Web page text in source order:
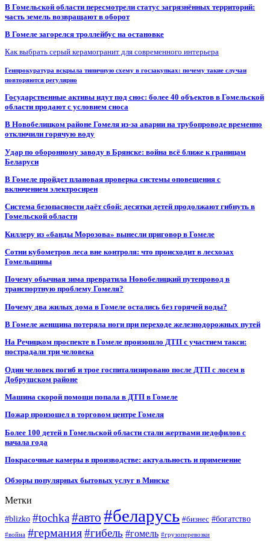
В Гомельской области пересмотрели статус загрязнённых территорий:
часть земель возвращают в оборот
В Гомеле загорелся троллейбус на остановке
Как выбрать серый керамогранит для современного интерьера
Генпрокуратура вскрыла типичную схему в госзакупках: почему такие случаи
повторяются регулярно
Государственные активы идут под снос: более 40 объектов в Гомельской
области продают с условием сноса
В Новобелицком районе Гомеля из-за аварии на трубопроводе временно
отключили горячую воду
Удар по оборонному заводу в Брянске: война всё ближе к границам
Беларуси
В Гомеле пройдет плановая проверка системы оповещения с
включением электросирен
Система безопасности даёт сбой: десятки детей продолжают гибнуть в
Гомельской области
Киллеру из «банды Морозова» вынесли приговор в Гомеле
Сотни кубометров леса вне контроля: что происходит в лесхозах
Гомельщины
Почему обычная зима превратила Новобелицкий путепровод в
транспортную проблему Гомеля?
Почему два жилых дома в Гомеле остались без горячей воды?
В Гомеле женщина потеряла ноги при переходе железнодорожных путей
На Речицком проспекте в Гомеле произошло ДТП с участием такси:
пострадали три человека
Один человек погиб и трое госпитализировано после ДТП с лосем в
Добрушском районе
Машина скорой помощи попала в ДТП в Гомеле
Пожар произошел в торговом центре Гомеля
Более 100 детей в Гомельской области стали жертвами педофилов с
начала года
Покрасочные камеры в производстве: актуальность и применение
Обзоры популярных бытовых услуг в Минске
Метки
#blizko #tochka#авто #беларусь #бизнес #богатство
#война #германия#гибель #гомель #грузоперевозки